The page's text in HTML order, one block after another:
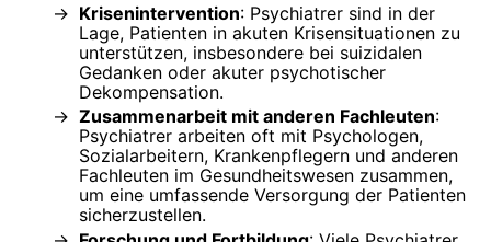
Krisenintervention: Psychiatrer sind in der
Lage, Patienten in akuten Krisensituationen zu
unterstützen, insbesondere bei suizidalen
Gedanken oder akuter psychotischer
Dekompensation.
Zusammenarbeit mit anderen Fachleuten:
Psychiatrer arbeiten oft mit Psychologen,
Sozialarbeitern, Krankenpflegern und anderen
Fachleuten im Gesundheitswesen zusammen,
um eine umfassende Versorgung der Patienten
sicherzustellen.